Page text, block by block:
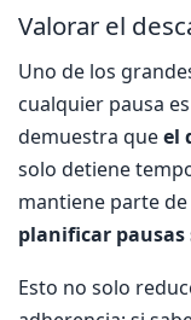
Valorar el
Uno de los
cualquier pausa
demuestra queel
solo detiene
mantiene parte
planificar pausas
Esto no solo